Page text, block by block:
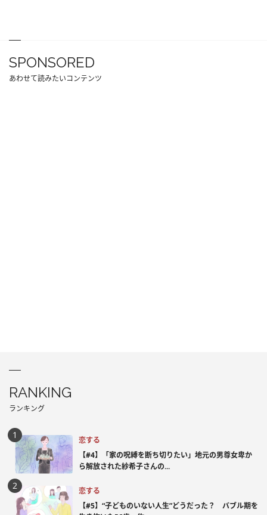
SPONSORED
あわせて読みたいコンテンツ
RANKING
ランキング
恋する
【#4】「家の呪縛を断ち切りたい」地元の男尊女卑か
ら解放された紗希子さんの...
恋する
【#5】“子どものいない人生”どうだった？ バブル期を